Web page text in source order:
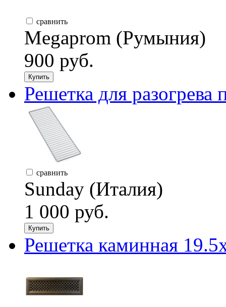
сравнить
Megaprom (Румыния)
900 руб.
Купить
Решетка для
сравнить
Sunday (Италия)
1 000 руб.
Купить
Решетка каминная